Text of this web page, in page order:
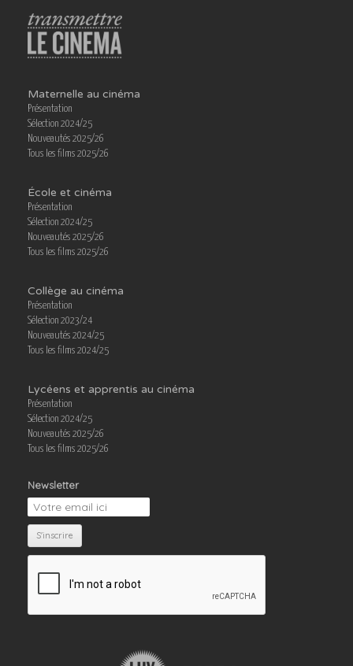
Maternelle au cinéma
Présentation
Sélection 2024/25
Nouveautés 2025/26
Tous les films 2025/26
École et cinéma
Présentation
Sélection 2024/25
Nouveautés 2025/26
Tous les films 2025/26
Collège au cinéma
Présentation
Sélection 2023/24
Nouveautés 2024/25
Tous les films 2024/25
Lycéens et apprentis au cinéma
Présentation
Sélection 2024/25
Nouveautés 2025/26
Tous les films 2025/26
Newsletter